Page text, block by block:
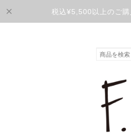
税込¥5,500以上のご購